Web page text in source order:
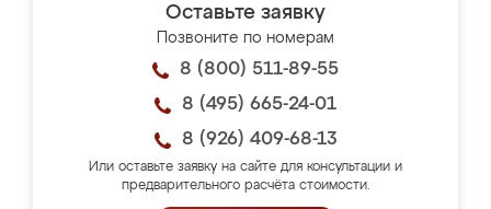
Оставьте заявку
Позвоните по номерам
8 (800) 511-89-55
8 (495) 665-24-01
8 (926) 409-68-13
Или оставьте заявку на сайте для консультации и
предварительного расчёта стоимости.